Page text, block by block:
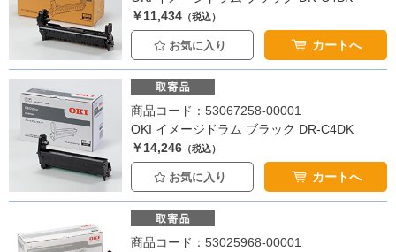
￥11,434 （税込）
お気に入り カートへ
商品コード：53067258-00001
OKI イメージドラム ブラック DR-C4DK
￥14,246 （税込）
お気に入り カートへ
商品コード：53025968-00001